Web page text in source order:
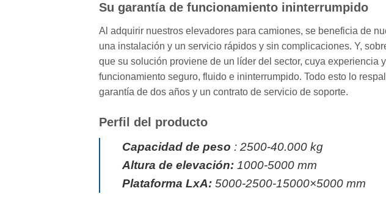
Su garantía de funcionamiento ininterrumpido
Al adquirir nuestros elevadores para camiones, se beneficia de
una instalación y un servicio rápidos y sin complicaciones. Y,
que su solución proviene de un líder del sector, cuya experiencia
funcionamiento seguro, fluido e ininterrumpido. Todo esto lo
garantía de dos años y un contrato de servicio de soporte.
Perfil del producto
Capacidad de peso : 2500-40.000 kg
Altura de elevación: 1000-5000 mm
Plataforma LxA: 5000-2500-15000×5000 mm